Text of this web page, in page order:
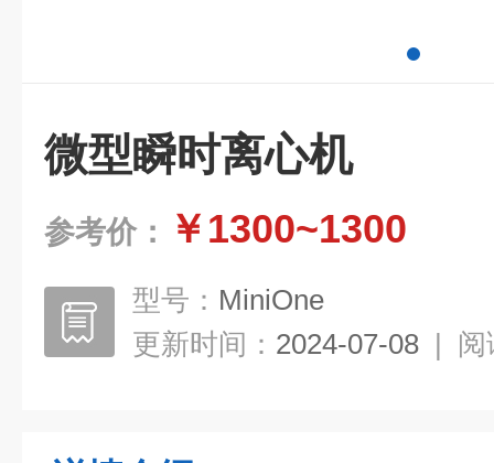
微型瞬时离心机
参考价： ￥1300~1300
型号： MiniOne
更新时间： 2024-07-08 | 阅